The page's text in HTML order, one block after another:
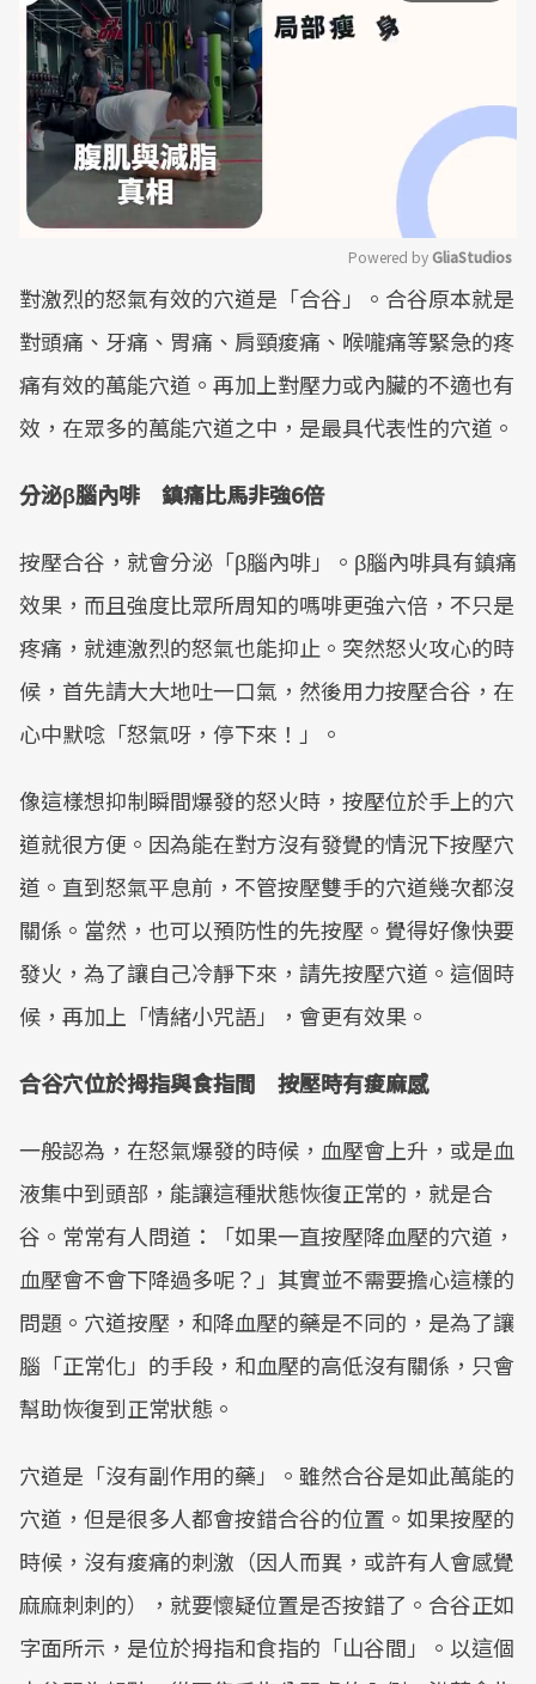
Mute
Powered by GliaStudios
對激烈的怒氣有效的穴道是「合谷」。合谷原本就是
對頭痛、牙痛、胃痛、肩頸痠痛、喉嚨痛等緊急的疼
痛有效的萬能穴道。再加上對壓力或內臟的不適也有
效，在眾多的萬能穴道之中，是最具代表性的穴道。
分泌β腦內啡 鎮痛比馬非強6倍
按壓合谷，就會分泌「β腦內啡」。β腦內啡具有鎮痛
效果，而且強度比眾所周知的嗎啡更強六倍，不只是
疼痛，就連激烈的怒氣也能抑止。突然怒火攻心的時
候，首先請大大地吐一口氣，然後用力按壓合谷，在
心中默唸「怒氣呀，停下來！」。
像這樣想抑制瞬間爆發的怒火時，按壓位於手上的穴
道就很方便。因為能在對方沒有發覺的情況下按壓穴
道。直到怒氣平息前，不管按壓雙手的穴道幾次都沒
關係。當然，也可以預防性的先按壓。覺得好像快要
發火，為了讓自己冷靜下來，請先按壓穴道。這個時
候，再加上「情緒小咒語」，會更有效果。
合谷穴位於拇指與食指間 按壓時有痠麻感
一般認為，在怒氣爆發的時候，血壓會上升，或是血
液集中到頭部，能讓這種狀態恢復正常的，就是合
谷。常常有人問道：「如果一直按壓降血壓的穴道，
血壓會不會下降過多呢？」其實並不需要擔心這樣的
問題。穴道按壓，和降血壓的藥是不同的，是為了讓
腦「正常化」的手段，和血壓的高低沒有關係，只會
幫助恢復到正常狀態。
穴道是「沒有副作用的藥」。雖然合谷是如此萬能的
穴道，但是很多人都會按錯合谷的位置。如果按壓的
時候，沒有痠痛的刺激（因人而異，或許有人會感覺
麻麻刺刺的），就要懷疑位置是否按錯了。合谷正如
字面所示，是位於拇指和食指的「山谷間」。以這個